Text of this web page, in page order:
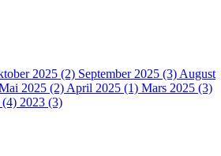
2025 (2) September 2025 (3) August
2025 (2) April 2025 (1) Mars 2025 (3)
(4) 2023 (3)